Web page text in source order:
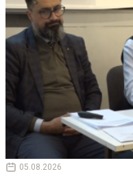
05.08.2026